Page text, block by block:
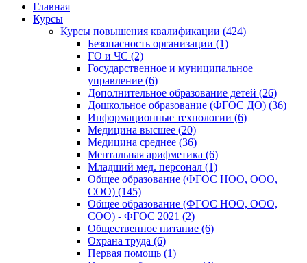
Главная
Курсы
Курсы повышения квалификации (424)
Безопасность организации (1)
ГО и ЧС (2)
Государственное и муниципальное
управление (6)
Дополнительное образование детей (26)
Дошкольное образование (ФГОС ДО) (36)
Информационные технологии (6)
Медицина высшее (20)
Медицина среднее (36)
Ментальная арифметика (6)
Младший мед. персонал (1)
Общее образование (ФГОС НОО, ООО,
СОО) (145)
Общее образование (ФГОС НОО, ООО,
СОО) - ФГОС 2021 (2)
Общественное питание (6)
Охрана труда (6)
Первая помощь (1)